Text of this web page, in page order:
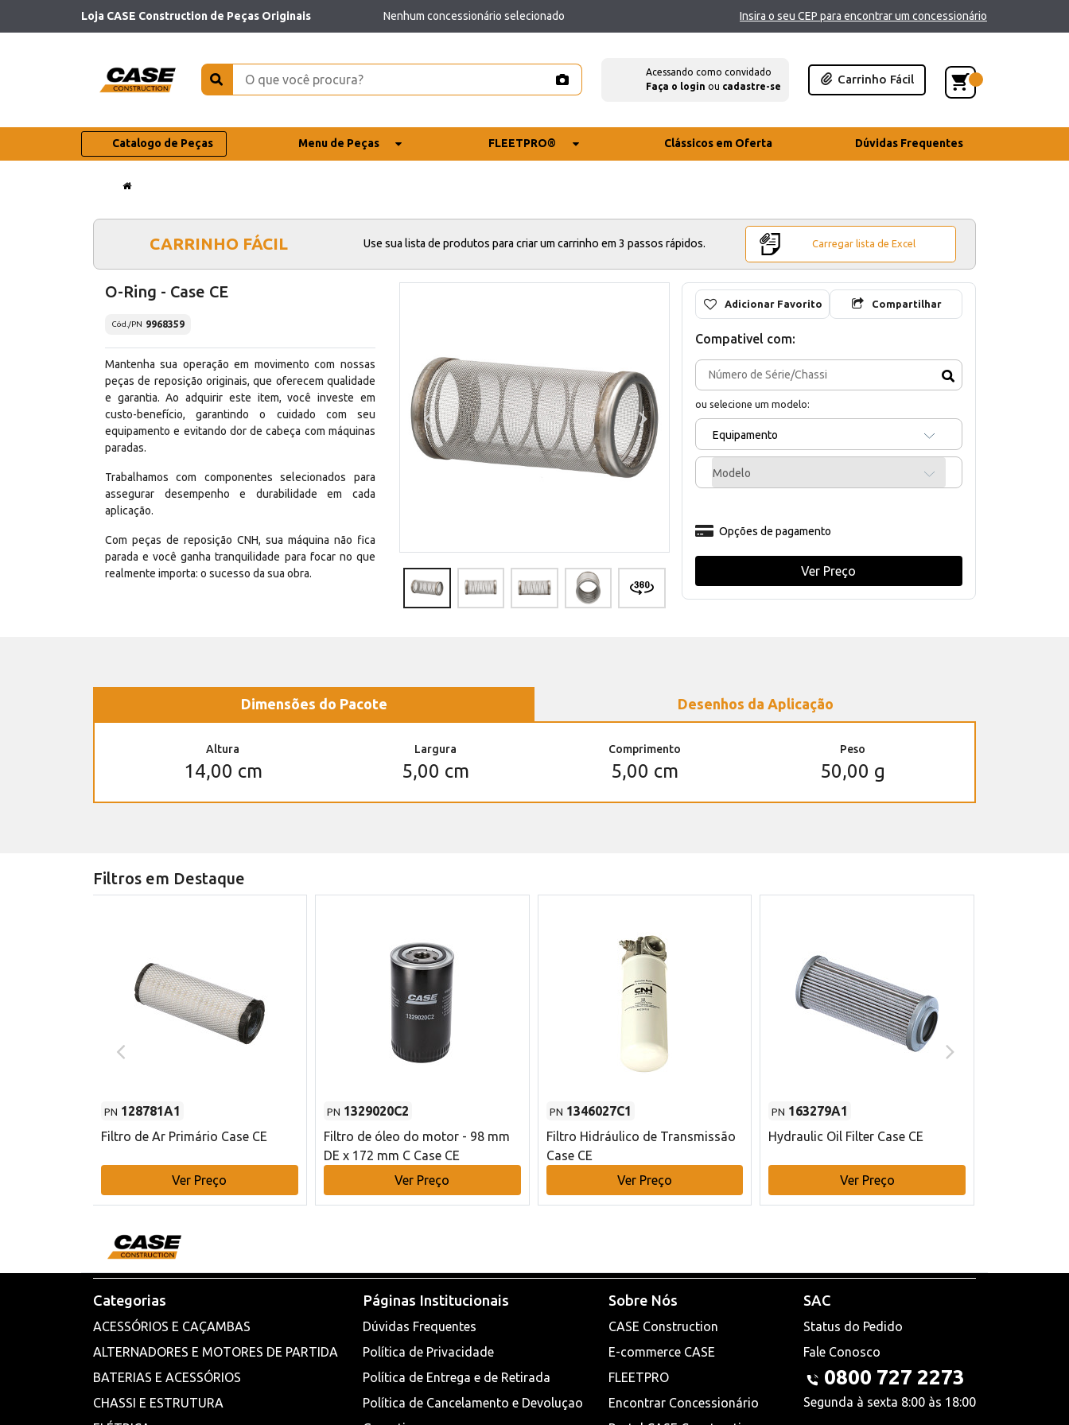
Loja CASE Construction de Peças Originais Nenhum concessionário selecionado Insira o seu CEP para encontrar um concessionário
Acessando como convidado
Faça o login ou cadastre-se
Carrinho Fácil
Catalogo de Peças Menu de Peças FLEETPRO® Clássicos em Oferta Dúvidas Frequentes
CARRINHO FÁCIL Use sua lista de produtos para criar um carrinho em 3 passos rápidos. Carregar lista de Excel
O-Ring - Case CE
Cód./PN 9968359
Mantenha sua operação em movimento com nossas
peças de reposição originais, que oferecem qualidade
e garantia. Ao adquirir este item, você investe em
custo-benefício, garantindo o cuidado com seu
equipamento e evitando dor de cabeça com máquinas
paradas.
Trabalhamos com componentes selecionados para
assegurar desempenho e durabilidade em cada
aplicação.
Com peças de reposição CNH, sua máquina não fica
parada e você ganha tranquilidade para focar no que
realmente importa: o sucesso da sua obra.
Adicionar Favorito Compartilhar
Compativel com:
ou selecione um modelo:
Equipamento
Modelo
Opções de pagamento
Ver Preço
Dimensões do Pacote Desenhos da Aplicação
Altura
14,00 cm
Largura
5,00 cm
Comprimento
5,00 cm
Peso
50,00 g
Filtros em Destaque
PN 128781A1
Filtro de Ar Primário Case CE
Ver Preço
PN 1329020C2
Filtro de óleo do motor - 98 mm
DE x 172 mm C Case CE
Ver Preço
PN 1346027C1
Filtro Hidráulico de Transmissão
Case CE
Ver Preço
PN 163279A1
Hydraulic Oil Filter Case CE
Ver Preço
Categorias
ACESSÓRIOS E CAÇAMBAS
ALTERNADORES E MOTORES DE PARTIDA
BATERIAS E ACESSÓRIOS
CHASSI E ESTRUTURA
Páginas Institucionais
Dúvidas Frequentes
Política de Privacidade
Política de Entrega e de Retirada
Política de Cancelamento e Devoluçao
Sobre Nós
CASE Construction
E-commerce CASE
FLEETPRO
Encontrar Concessionário
SAC
Status do Pedido
Fale Conosco
0800 727 2273
Segunda à sexta 8:00 às 18:00